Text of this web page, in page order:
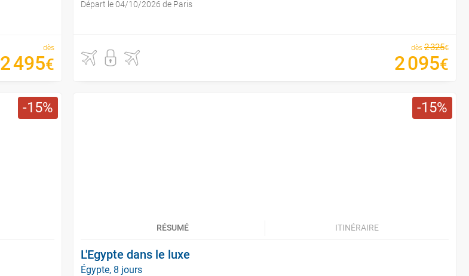
dès
2495€
Départ le 04/10/2026 de Paris
dès 2325€
2095€
15 15
RÉSUMÉ ITINÉRAIRE
L'Egypte dans le luxe
Égypte, 8 jours